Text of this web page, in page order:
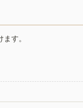
す。